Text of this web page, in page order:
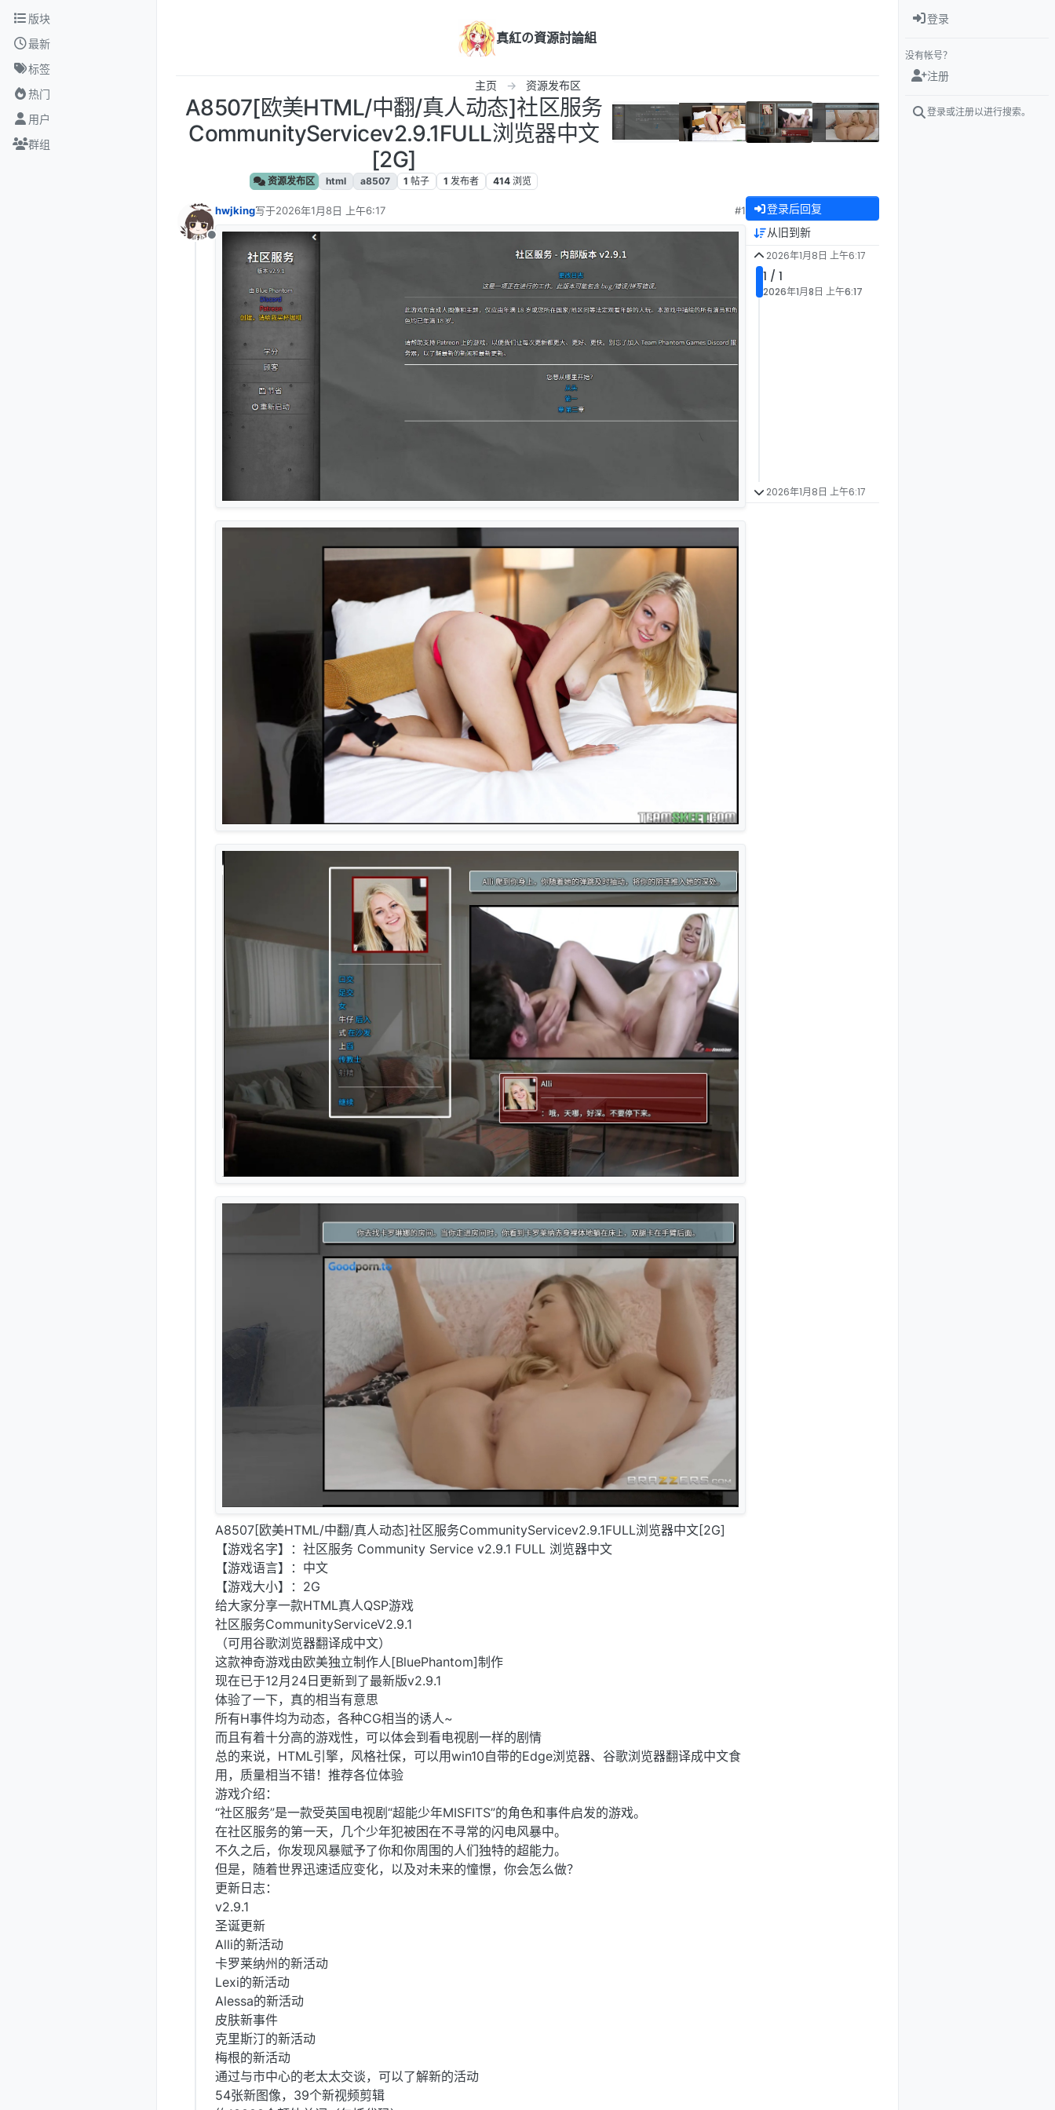
跳转至内容
版块
最新
标签
热门
用户
群组
真紅の資源討論組
主页 资源发布区
A8507[欧美HTML/中翻/真人动态]社区服务
CommunityServicev2.9.1FULL浏览器中文
[2G]
资源发布区 html a8507 1 帖子 1 发布者 414 浏览
离线
hwjking写于2026年1月8日 上午6:17
最后由 编辑
#1
A8507[欧美HTML/中翻/真人动态]社区服务CommunityServicev2.9.1FULL浏览器中文[2G]
【游戏名字】：社区服务 Community Service v2.9.1 FULL 浏览器中文
【游戏语言】：中文
【游戏大小】：2G
给大家分享一款HTML真人QSP游戏
社区服务CommunityServiceV2.9.1
（可用谷歌浏览器翻译成中文）
这款神奇游戏由欧美独立制作人[BluePhantom]制作
现在已于12月24日更新到了最新版v2.9.1
体验了一下，真的相当有意思
所有H事件均为动态，各种CG相当的诱人~
而且有着十分高的游戏性，可以体会到看电视剧一样的剧情
总的来说，HTML引擎，风格社保，可以用win10自带的Edge浏览器、谷歌浏览器翻译成中文食
用，质量相当不错！推荐各位体验
游戏介绍：
“社区服务”是一款受英国电视剧“超能少年MISFITS”的角色和事件启发的游戏。
在社区服务的第一天，几个少年犯被困在不寻常的闪电风暴中。
不久之后，你发现风暴赋予了你和你周围的人们独特的超能力。
但是，随着世界迅速适应变化，以及对未来的憧憬，你会怎么做？
更新日志：
v2.9.1
圣诞更新
Alli的新活动
卡罗莱纳州的新活动
Lexi的新活动
Alessa的新活动
皮肤新事件
克里斯汀的新活动
梅根的新活动
通过与市中心的老太太交谈，可以了解新的活动
54张新图像，39个新视频剪辑
登录后回复
从旧到新
2026年1月8日 上午6:17
1 / 1
2026年1月8日 上午6:17
2026年1月8日 上午6:17
登录
没有帐号？
注册
登录或注册以进行搜索。